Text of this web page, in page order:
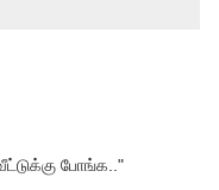
போங்க.."